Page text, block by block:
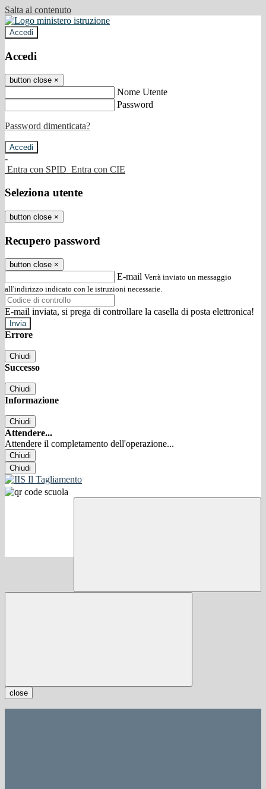
Salta al contenuto
Accedi
Accedi
button close ×
Nome Utente
Password
Password dimenticata?
-
Entra con SPID Entra con CIE
Seleziona utente
button close ×
Recupero password
button close ×
E-mail Verrà inviato un messaggio
all'indirizzo indicato con le istruzioni necessarie.
E-mail inviata, si prega di controllare la casella di posta elettronica!
Errore
Chiudi
Successo
Chiudi
Informazione
Chiudi
Attendere...
Attendere il completamento dell'operazione...
Chiudi
Chiudi
close